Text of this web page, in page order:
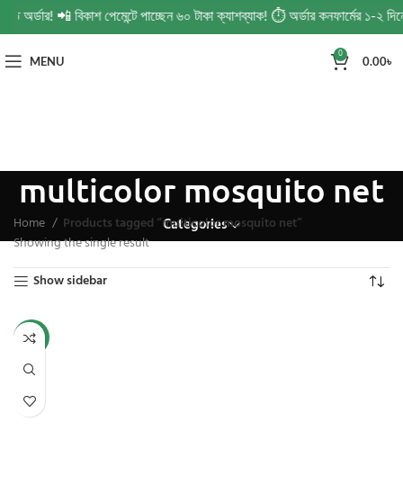
অর্ডার! 📲 বিকাশ পেমেন্টে পাচ্ছেন ৬০ টাকা ক্যাশব্যাক! ⏱️ অর্ডার কনফার্মের
MENU 0 0.00৳
multicolor mosquito net
Categories
Home
Products tagged “multicolor mosquito net”
Showing the single result
Show sidebar
-21%